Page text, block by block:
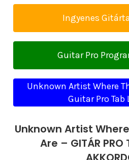
Ingyenes
Guitar Pro
Unknown Artist Where
Guitar Pro Tab
Unknown Artist
Are – GITÁR PRO